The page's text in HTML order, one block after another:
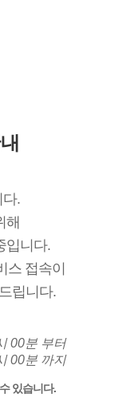
다.
해
입니다.
스 접속이
립니다.
00분 부터
00분 까지
있습니다.